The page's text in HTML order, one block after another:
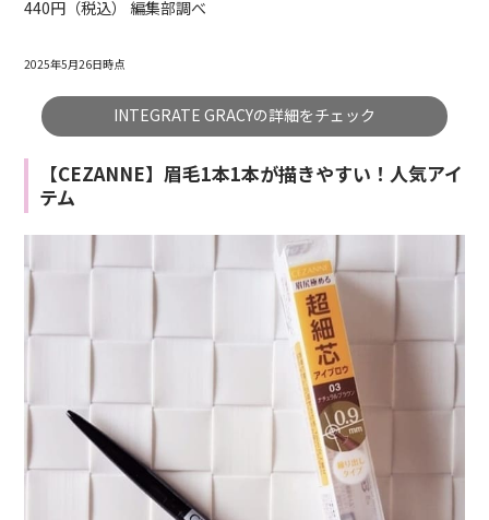
440円（税込） 編集部調べ
2025年5月26日時点
INTEGRATE GRACYの詳細をチェック
【CEZANNE】眉毛1本1本が描きやすい！人気アイ
テム